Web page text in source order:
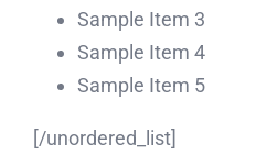
Sample Item 3
Sample Item 4
Sample Item 5
[/unordered_list]